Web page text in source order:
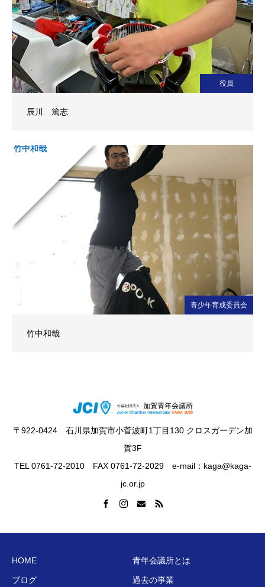
役員
辰川 篤志
竹中和哉
青少年育成委員会
竹中和哉
〒922-0424 石川県加賀市小菅波町1丁目130 クロスガーデン加
賀3F
TEL 0761-72-2010 FAX 0761-72-2029 e-mail：kaga@kaga-
jc.or.jp
HOME 青年会議所とは
ブログ 過去の事業